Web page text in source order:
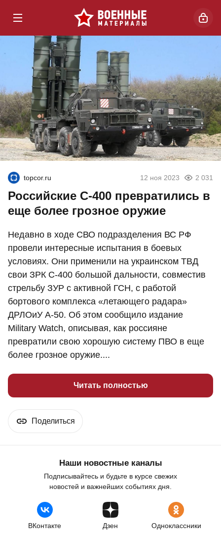
topcor.ru 12 ноя 2023 2 031
Российские С-400 превратились в
еще более грозное оружие
Недавно в ходе СВО подразделения ВС РФ
провели интересные испытания в боевых
условиях. Они применили на украинском ТВД
свои ЗРК С-400 большой дальности, совместив
стрельбу ЗУР с активной ГСН, с работой
бортового комплекса «летающего радара»
ДРЛОиУ А-50. Об этом сообщило издание
Military Watch, описывая, как россияне
превратили свою хорошую систему ПВО в еще
более грозное оружие....
Читать полностью
Поделиться
Наши новостные каналы
Подписывайтесь и будьте в курсе свежих
новостей и важнейших событиях дня.
ВКонтакте Дзен Одноклассники